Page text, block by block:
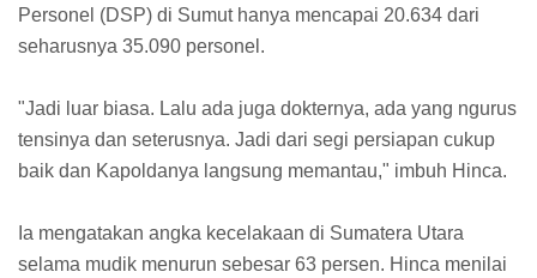
Personel (DSP) di Sumut hanya mencapai 20.634 dari
seharusnya 35.090 personel.
"Jadi luar biasa. Lalu ada juga dokternya, ada yang ngurus
tensinya dan seterusnya. Jadi dari segi persiapan cukup
baik dan Kapoldanya langsung memantau," imbuh Hinca.
Ia mengatakan angka kecelakaan di Sumatera Utara
selama mudik menurun sebesar 63 persen. Hinca menilai